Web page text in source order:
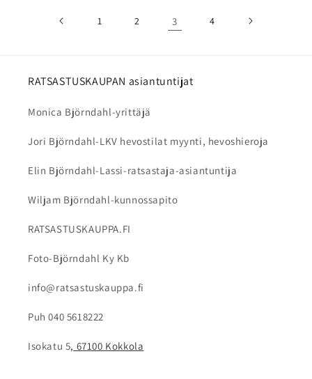
1 2 3 4
RATSASTUSKAUPAN asiantuntijat
Monica Björndahl-yrittäjä
Jori Björndahl-LKV hevostilat myynti, hevoshieroja
Elin Björndahl-Lassi-ratsastaja-asiantuntija
Wiljam Björndahl-kunnossapito
RATSASTUSKAUPPA.FI
Foto-Björndahl Ky Kb
info@ratsastuskauppa.fi
Puh 040 5618222
Isokatu 5, 67100 Kokkola